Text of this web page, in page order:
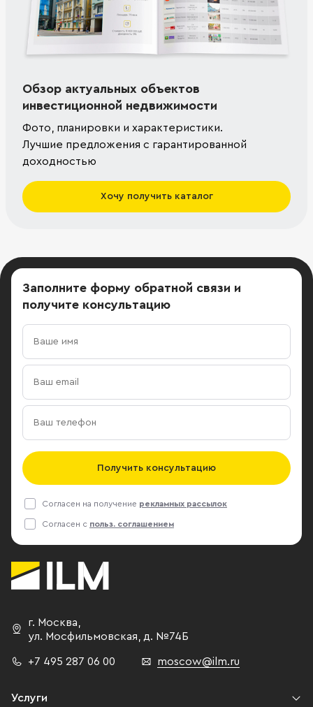
Обзор актуальных объектов
инвестиционной недвижимости
Фото, планировки и характеристики.
Лучшие предложения с гарантированной
доходностью
Хочу получить каталог
Заполните форму обратной связи и
получите консультацию
Получить консультацию
Согласен на получение рекламных рассылок
Согласен с польз. соглашением
г. Москва,
ул. Мосфильмовская, д. №74Б
+7 495 287 06 00 moscow@ilm.ru
Услуги